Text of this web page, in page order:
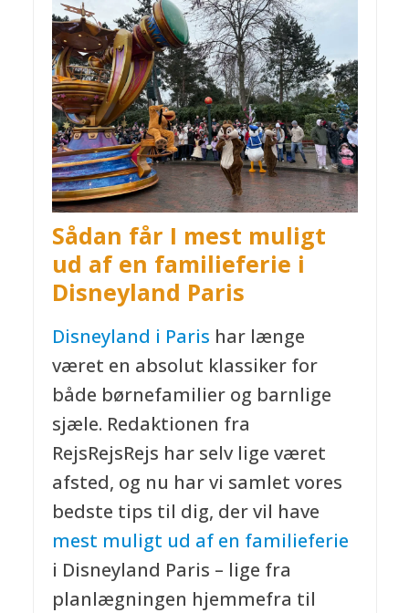
Sådan får I mest muligt
ud af en familieferie i
Disneyland Paris
Disneyland i Paris har længe
været en absolut klassiker for
både børnefamilier og barnlige
sjæle. Redaktionen fra
RejsRejsRejs har selv lige været
afsted, og nu har vi samlet vores
bedste tips til dig, der vil have
mest muligt ud af en familieferie
i Disneyland Paris – lige fra
planlægningen hjemmefra til